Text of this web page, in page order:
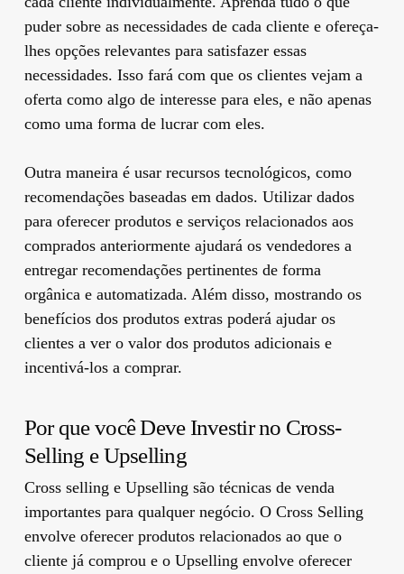
puder sobre as necessidades de cada cliente e ofereça-
lhes opções relevantes para satisfazer essas
necessidades. Isso fará com que os clientes vejam a
oferta como algo de interesse para eles, e não apenas
como uma forma de lucrar com eles.
Outra maneira é usar recursos tecnológicos, como
recomendações baseadas em dados. Utilizar dados
para oferecer produtos e serviços relacionados aos
comprados anteriormente ajudará os vendedores a
entregar recomendações pertinentes de forma
orgânica e automatizada. Além disso, mostrando os
benefícios dos produtos extras poderá ajudar os
clientes a ver o valor dos produtos adicionais e
incentivá-los a comprar.
Por que você Deve Investir no Cross-
Selling e Upselling
Cross selling e Upselling são técnicas de venda
importantes para qualquer negócio. O Cross Selling
envolve oferecer produtos relacionados ao que o
cliente já comprou e o Upselling envolve oferecer